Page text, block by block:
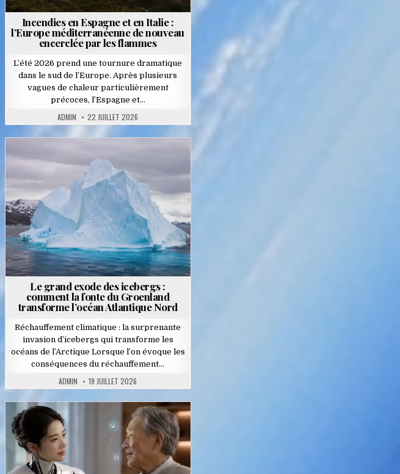
Incendies en Espagne et en Italie :
l’Europe méditerranéenne de nouveau
encerclée par les flammes
L’été 2026 prend une tournure dramatique
dans le sud de l’Europe. Après plusieurs
vagues de chaleur particulièrement
précoces, l’Espagne et…
ADMIN 22 JUILLET 2026
in
Le grand exode des icebergs :
comment la fonte du Groenland
transforme l’océan Atlantique Nord
Réchauffement climatique : la surprenante
invasion d’icebergs qui transforme les
océans de l’Arctique Lorsque l’on évoque les
conséquences du réchauffement…
ADMIN 19 JUILLET 2026
Posted
in